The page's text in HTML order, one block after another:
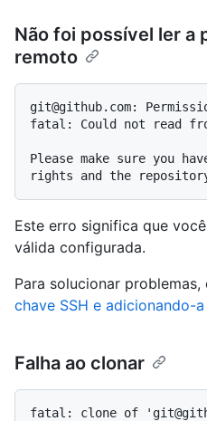
Não foi possível ler
remoto
git@github.com:
fatal: Could not read
Please make sure you
Este erro significa que
válida configurada.
Para solucionar problemas,
chave SSH e adicionando-
Falha ao clonar
fatal: clone of